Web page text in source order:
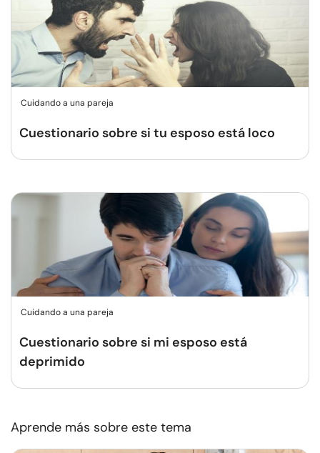
Cuidando a una pareja
Cuestionario sobre si tu esposo está loco
Cuidando a una pareja
Cuestionario sobre si mi esposo está
deprimido
Aprende más sobre este tema